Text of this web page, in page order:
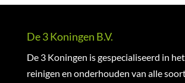
De 3 Koningen B.V.
De 3 Koningen is gespecialiseerd in
reinigen en onderhouden van alle